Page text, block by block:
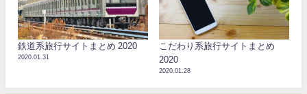
鉄道系旅行サイトまとめ 2020
2020.01.31
こだわり系旅行サイトまとめ
2020
2020.01.28